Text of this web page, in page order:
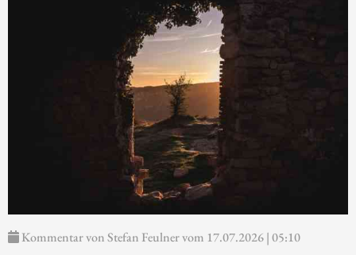
Kommentar von Stefan Feulner vom 17.07.2026 | 05:10